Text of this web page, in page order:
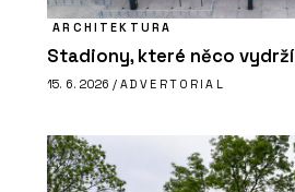
ARCHITEKTURA
Stadiony, které něco vydrží
15. 6. 2026 / ADVERTORIAL